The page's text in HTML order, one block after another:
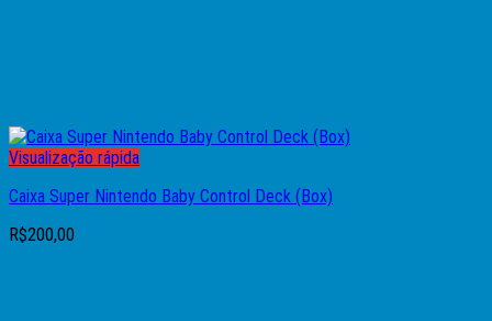
Visualização rápida
Caixa Super Nintendo Baby Control Deck (Box)
R$200,00